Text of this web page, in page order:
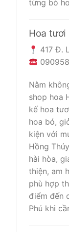
từng bó
Hoa tươi
417 Đ.
Nằm
shop hoa
kế hoa
hoa bó,
kiện với
Hồng
hài hòa,
thiện, am
phù hợp
điểm đến
Phú khi